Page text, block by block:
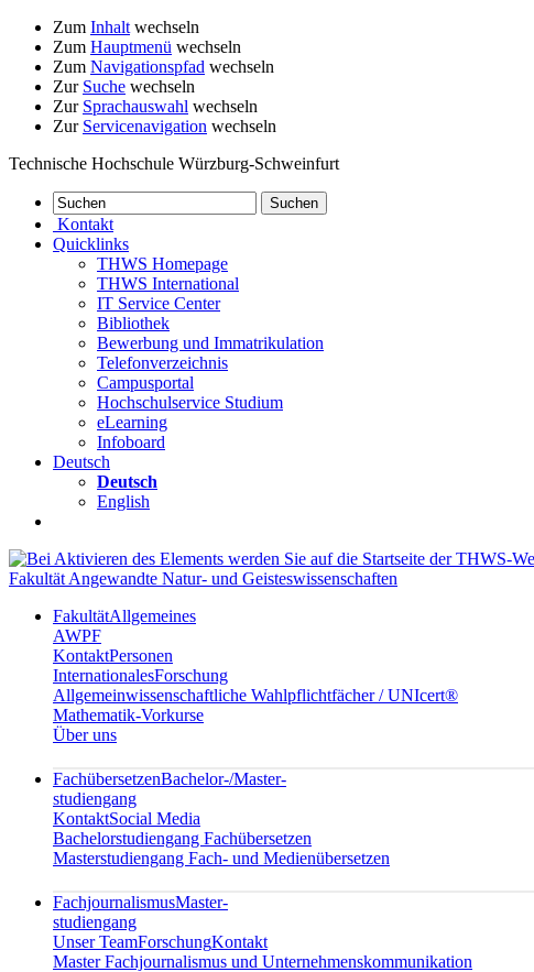
Zum Inhalt wechseln
Zum Hauptmenü wechseln
Zum Navigationspfad wechseln
Zur Suche wechseln
Zur Sprachauswahl wechseln
Zur Servicenavigation wechseln
Technische Hochschule Würzburg-Schweinfurt
Kontakt
Quicklinks
THWS Homepage
THWS International
IT Service Center
Bibliothek
Bewerbung und Immatrikulation
Telefonverzeichnis
Campusportal
Hochschulservice Studium
eLearning
Infoboard
Deutsch
Deutsch
English
Fakultät Angewandte Natur- und Geisteswissenschaften
FakultätAllgemeines
AWPF
KontaktPersonen
InternationalesForschung
Allgemeinwissenschaftliche Wahlpflichtfächer / UNIcert®
Mathematik-Vorkurse
Über uns
FachübersetzenBachelor-/Master-
studiengang
KontaktSocial Media
Bachelorstudiengang Fachübersetzen
Masterstudiengang Fach- und Medienübersetzen
FachjournalismusMaster-
studiengang
Unser TeamForschungKontakt
Master Fachjournalismus und Unternehmenskommunikation